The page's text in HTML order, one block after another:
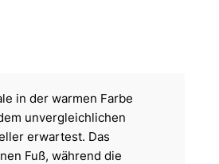
in der warmen Farbe
unvergleichlichen
erwartest. Das
Fuß, während die